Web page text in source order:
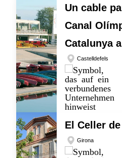
Un cable
Canal
Catalunya
Castelldefels
El Celler
Girona